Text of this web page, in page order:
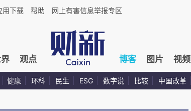
用下载 帮助 网上有害信息举报专区
观点 博客 图片 视频
健康 环科 民生 ESG 数字说 比较 中国改革